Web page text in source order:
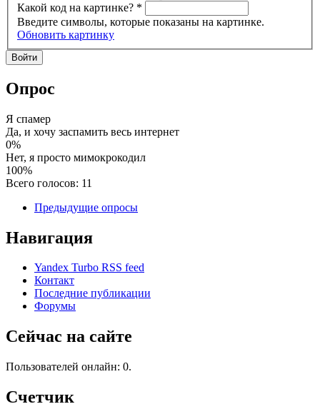
Какой код на картинке? *
Введите символы, которые показаны на картинке.
Обновить картинку
Опрос
Я спамер
Да, и хочу заспамить весь интернет
0%
Нет, я просто мимокрокодил
100%
Всего голосов: 11
Предыдущие опросы
Навигация
Yandex Turbo RSS feed
Контакт
Последние публикации
Форумы
Сейчас на сайте
Пользователей онлайн: 0.
Счетчик